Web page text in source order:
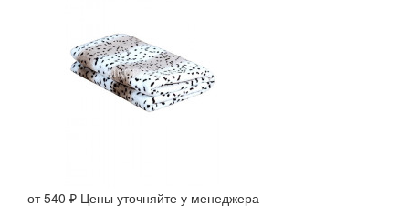
от 540 ₽ Цены уточняйте у менеджера